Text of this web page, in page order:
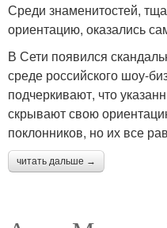
Среди знаменитостей,
ориентацию, оказались
В Сети появился
среде российского шоу-
подчеркивают, что
скрывают свою
поклонников, но их все
читать дальше →